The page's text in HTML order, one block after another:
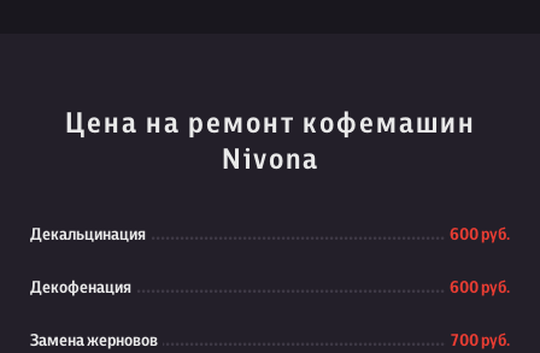
Цена на ремонт кофемашин
Nivona
Декальцинация 600 руб.
Декофенация 600 руб.
Замена жерновов 700 руб.